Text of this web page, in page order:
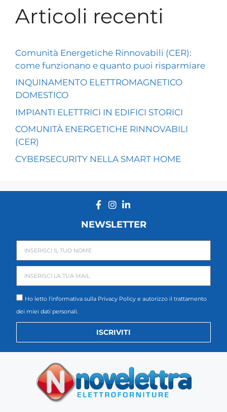
Articoli recenti
Comunità Energetiche Rinnovabili (CER):
come funzionano e quanto puoi risparmiare
INQUINAMENTO ELETTROMAGNETICO
DOMESTICO
IMPIANTI ELETTRICI IN EDIFICI STORICI
COMUNITÀ ENERGETICHE RINNOVABILI
(CER)
CYBERSECURITY NELLA SMART HOME
NEWSLETTER
Ho letto l'informativa sulla Privacy Policy e autorizzo il trattamento
dei miei dati personali.
ISCRIVITI